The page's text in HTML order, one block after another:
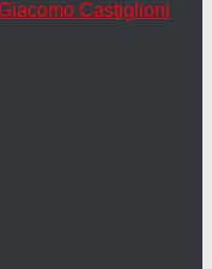
Castiglioni